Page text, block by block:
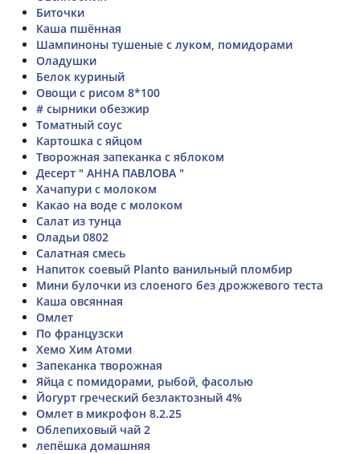
Биточки
Каша пшённая
Шампиноны тушеные с луком, помидорами
Оладушки
Белок куриный
Овощи с рисом 8*100
# сырники обезжир
Томатный соус
Картошка с яйцом
Творожная запеканка с яблоком
Десерт " АННА ПАВЛОВА "
Хачапури с молоком
Какао на воде с молоком
Салат из тунца
Оладьи 0802
Салатная смесь
Напиток соевый Planto ванильный пломбир
Мини булочки из слоеного без дрожжевого теста
Каша овсянная
Омлет
По французски
Хемо Хим Атоми
Запеканка творожная
Яйца с помидорами, рыбой, фасолью
Йогурт греческий безлактозный 4%
Омлет в микрофон 8.2.25
Облепиховый чай 2
лепёшка домашняя